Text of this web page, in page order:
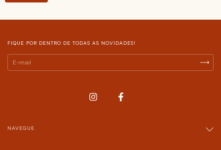
FIQUE POR DENTRO DE TODAS AS NOVIDADES!
NAVEGUE